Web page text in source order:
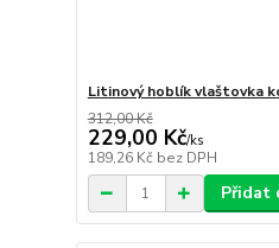
Litinový hoblík vlaštovka
312,00 Kč
229,00 Kč/ks
189,26 Kč bez DPH
Přidat